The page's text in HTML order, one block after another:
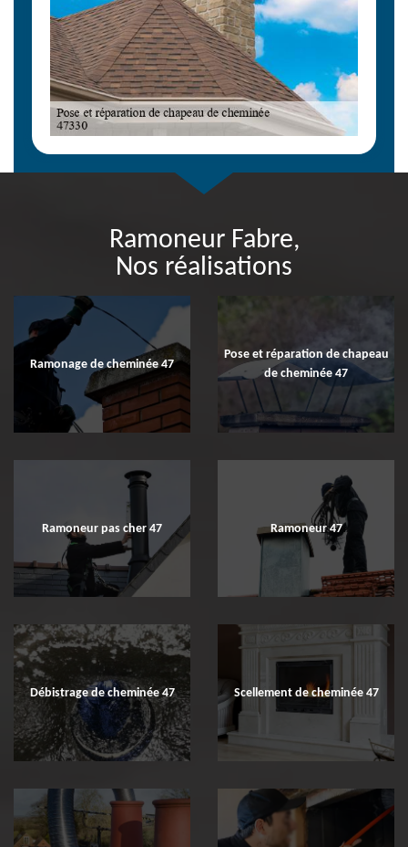
Ramoneur Fabre,
Nos réalisations
Ramonage de cheminée 47
Pose et réparation de chapeau
de cheminée 47
Ramoneur pas cher 47 Ramoneur 47
Débistrage de cheminée 47 Scellement de cheminée 47